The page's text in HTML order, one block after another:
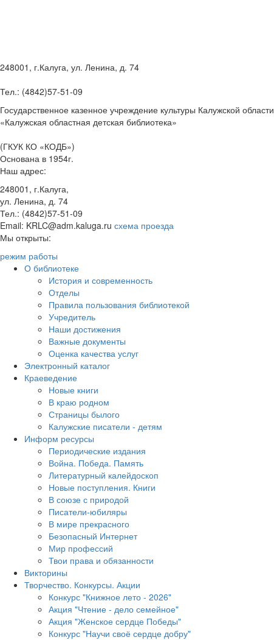
248001, г.Калуга, ул. Ленина, д. 74
Тел.: (4842)57-51-09
Государственное казенное учреждение культуры Калужской области
«Калужская областная детская библиотека»
(ГКУК КО «КОДБ»)
Основана в 1954г.
Наш адрес:
248001, г.Калуга,
ул. Ленина, д. 74
Тел.: (4842)57-51-09
Email: KRLC@adm.kaluga.ru схема проезда
Мы открыты:
режим работы
О библиотеке
История и современность
Отделы
Правила пользования библиотекой
Учредитель
Наши достижения
Важные документы
Оценка качества услуг
Электронный каталог
Краеведение
Новые книги
В краю родном
Страницы былого
Калужские писатели - детям
Информ ресурсы
Периодические издания
Война. Победа. Память
Литературный калейдоскоп
Новые поступления. Книги
В союзе с природой
Писатели-юбиляры
В мире прекрасного
Безопасный Интернет
Мир профессий
Твои права и обязанности
Викторины
Творчество. Конкурсы. Акции
Конкурс "Книжное лето - 2026"
Акция "Чтение - дело семейное"
Акция "Женское сердце Победы"
Конкурс "Научи своё сердце добру"